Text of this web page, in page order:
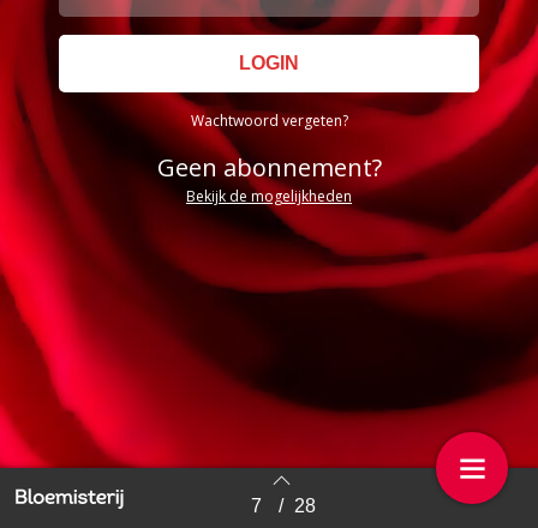
Back to index 7 / 28
Wachtwoord vergeten?
Geen abonnement?
Bekijk de mogelijkheden